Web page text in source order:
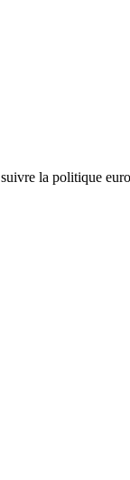
la politique